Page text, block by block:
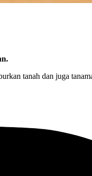
tanah dan juga